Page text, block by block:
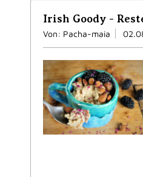
Irish Goody -
Von: Pacha-maia